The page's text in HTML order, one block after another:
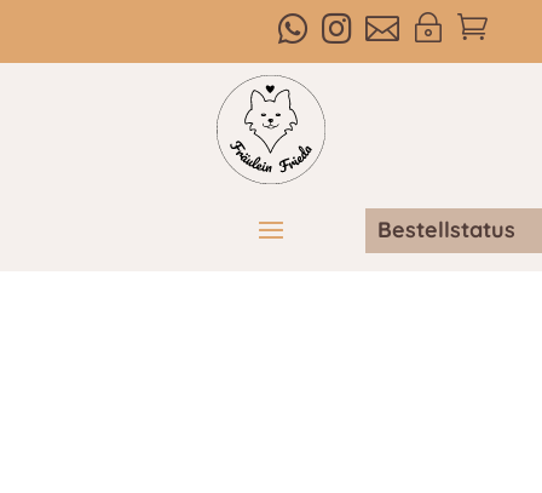

~



Bestellstatus